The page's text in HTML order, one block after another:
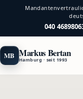
040
MB Markus Bertan
Hamburg · seit 1993